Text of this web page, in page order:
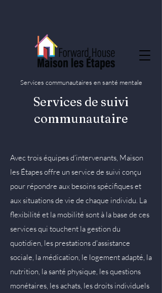
Services communautaires en santé mentale
Services de suivi
communautaire
Avec trois équipes d’intervenants, Maison
les Étapes offre un service de suivi conçu
pour répondre aux besoins spécifiques et
aux situations de vie de chaque individu. La
flexibilité et la mobilité sont à la base de ces
services qui touchent la gestion du
quotidien, les prestations d'assistance
sociale, la médication, le logement adapté, la
nutrition, la santé physique, les questions
monétaires, les achats, les droits individuels